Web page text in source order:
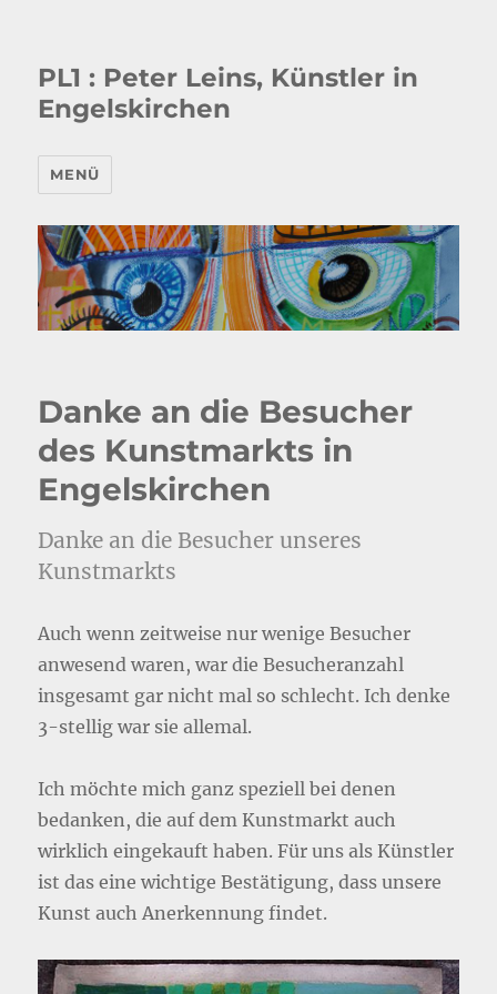
PL1 : Peter Leins, Künstler in
Engelskirchen
MENÜ
Danke an die Besucher
des Kunstmarkts in
Engelskirchen
Danke an die Besucher unseres
Kunstmarkts
Auch wenn zeitweise nur wenige Besucher
anwesend waren, war die Besucheranzahl
insgesamt gar nicht mal so schlecht. Ich denke
3-stellig war sie allemal.
Ich möchte mich ganz speziell bei denen
bedanken, die auf dem Kunstmarkt auch
wirklich eingekauft haben. Für uns als Künstler
ist das eine wichtige Bestätigung, dass unsere
Kunst auch Anerkennung findet.